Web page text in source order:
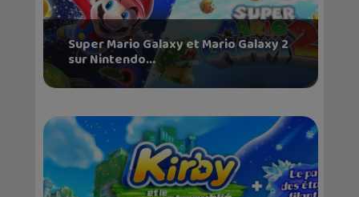
Super Mario Galaxy et Mario Galaxy 2
sur Nintendo...